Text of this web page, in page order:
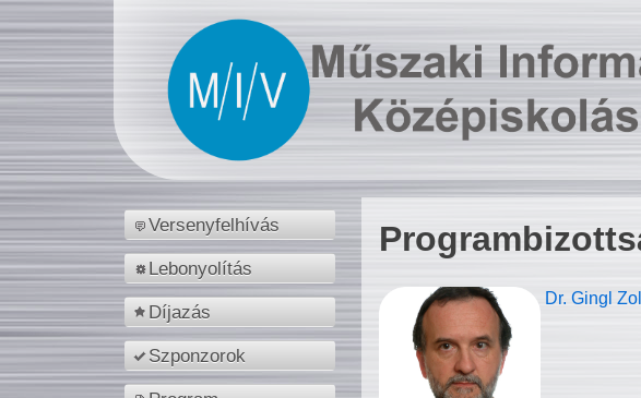
Versenyfelhívás
Lebonyolítás
Díjazás
Szponzorok
Dr. Gingl